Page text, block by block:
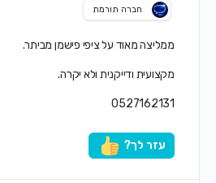
חברה תורמת
ממליצה מאוד על ציפי פישמן מביתר.
מקצועית ודייקנית ולא יקרה.
0527162131
עזר לך?